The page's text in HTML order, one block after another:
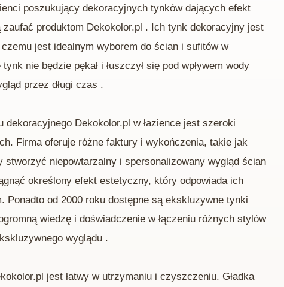
poszukujący dekoracyjnych tynków dających efekt
zaufać produktom Dekokolor.pl . Ich tynk dekoracyjny jest
jest idealnym wyborem do ścian i sufitów w
nie będzie pękał i łuszczył się pod wpływem wody
przez długi czas .
dekoracyjnego Dekokolor.pl w łazience jest szeroki
Firma oferuje różne faktury i wykończenia, takie jak
niepowtarzalny i spersonalizowany wygląd ścian
określony efekt estetyczny, który odpowiada ich
Ponadto od 2000 roku dostępne są ekskluzywne tynki
wiedzę i doświadczenie w łączeniu różnych stylów
wyglądu .
jest łatwy w utrzymaniu i czyszczeniu. Gładka